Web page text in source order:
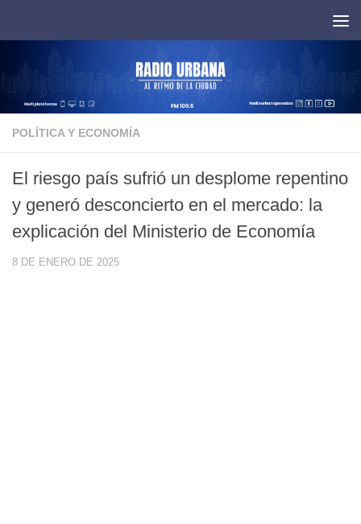
POLÍTICA Y ECONOMÍA
El riesgo país sufrió un desplome repentino
y generó desconcierto en el mercado: la
explicación del Ministerio de Economía
8 DE ENERO DE 2025